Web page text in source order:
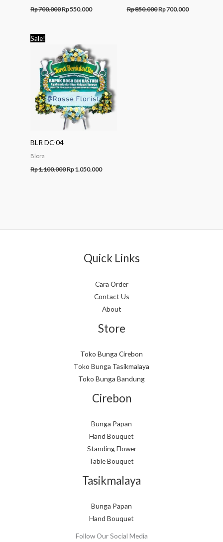
Rp700.000Rp550.000 Rp850.000Rp700.000
Sale!
BLR DC-04
Blora
Rp1.100.000
price
was:
Rp 1.100.000.
Rp1.050.000
Rp 1.050.000.
Quick Links
Cara Order
Contact Us
About
Store
Toko Bunga Cirebon
Toko Bunga Tasikmalaya
Toko Bunga Bandung
Cirebon
Bunga Papan
Hand Bouquet
Standing Flower
Table Bouquet
Tasikmalaya
Bunga Papan
Hand Bouquet
Follow Our Social Media